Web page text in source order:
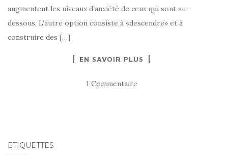
augmentent les niveaux d’anxiété de ceux qui sont au-
dessous. L’autre option consiste à «descendre» et à
construire des […]
EN SAVOIR PLUS
1 Commentaire
ÉTIQUETTES